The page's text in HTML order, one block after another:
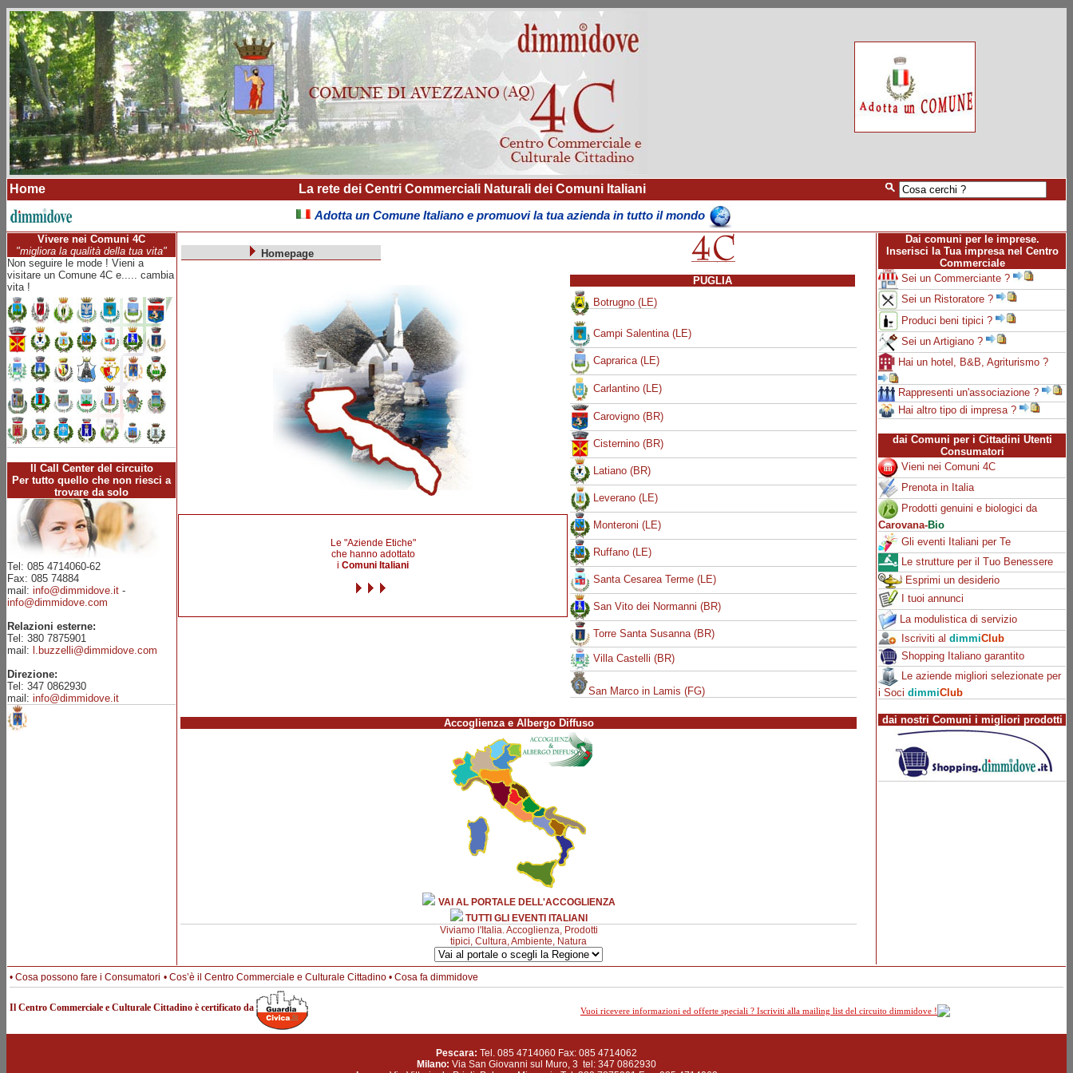
Home La rete dei Centri Commerciali Naturali dei Comuni Italiani
Adotta un Comune Italiano e promuovi la tua azienda in tutto il mondo
Vivere nei Comuni 4C
"migliora la qualità della tua vita"
Non seguire le mode ! Vieni a
visitare un Comune 4C e..... cambia
vita !
Il Call Center del circuito
Per tutto quello che non riesci a
trovare da solo
Tel: 085 4714060-62
Fax: 085 74884
mail: info@dimmidove.it -
info@dimmidove.com
Relazioni esterne:
Tel: 380 7875901
mail: l.buzzelli@dimmidove.com
Direzione:
Tel: 347 0862930
mail: info@dimmidove.it
Homepage
Le "Aziende Etiche"
che hanno adottato
i Comuni Italiani
PUGLIA
Botrugno (LE)
Campi Salentina (LE)
Caprarica (LE)
Carlantino (LE)
Carovigno (BR)
Cisternino (BR)
Latiano (BR)
Leverano (LE)
Monteroni (LE)
Ruffano (LE)
Santa Cesarea Terme (LE)
San Vito dei Normanni (BR)
Torre Santa Susanna (BR)
Villa Castelli (BR)
San Marco in Lamis (FG)
Accoglienza e Albergo Diffuso
VAI AL PORTALE DELL'ACCOGLIENZA
TUTTI GLI EVENTI ITALIANI
Viviamo l'Italia. Accoglienza, Prodotti
tipici, Cultura, Ambiente, Natura
Dai comuni per le imprese.
Inserisci la Tua impresa nel Centro
Commerciale
Sei un Commerciante ?
Sei un Ristoratore ?
Produci beni tipici ?
Sei un Artigiano ?
Hai un hotel, B&B, Agriturismo ?
Rappresenti un'associazione ?
Hai altro tipo di impresa ?
dai Comuni per i Cittadini Utenti
Consumatori
Vieni nei Comuni 4C
Prenota in Italia
Prodotti genuini e biologici da
Carovana-Bio
Gli eventi Italiani per Te
Le strutture per il Tuo Benessere
Esprimi un desiderio
I tuoi annunci
La modulistica di servizio
Iscriviti al dimmiClub
Shopping Italiano garantito
Le aziende migliori selezionate per
i Soci dimmiClub
dai nostri Comuni i migliori prodotti
• Cosa possono fare i Consumatori • Cos’è il Centro Commerciale e Culturale Cittadino • Cosa fa dimmidove
Il Centro Commerciale e Culturale Cittadino è certificato da Vuoi ricevere informazioni ed offerte speciali ? Iscriviti alla mailing list del circuito dimmidove !
Pescara: Tel. 085 4714060 Fax: 085 4714062
Milano: Via San Giovanni sul Muro, 3 tel: 347 0862930